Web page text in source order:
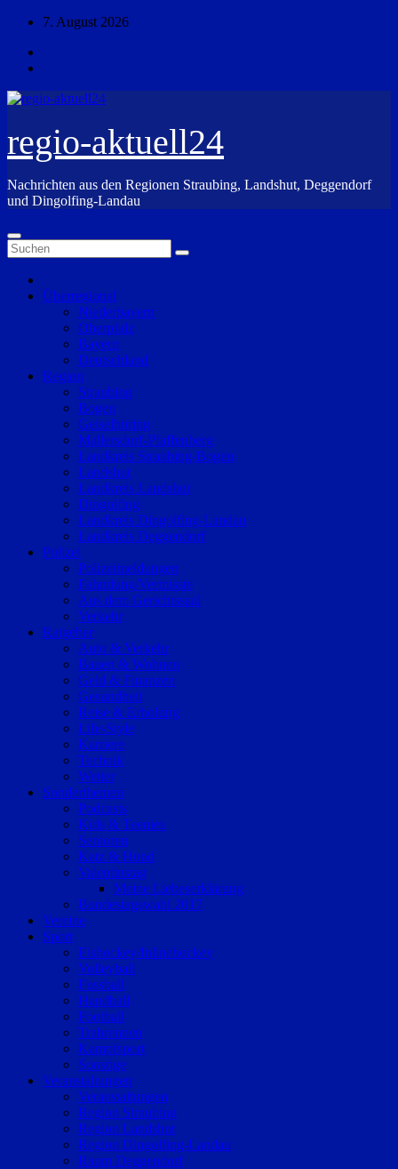
Zum
springen
7. August 2026
regio-aktuell24
Nachrichten aus den Regionen Straubing, Landshut, Deggendorf
und Dingolfing-Landau
Überregional
Niederbayern
Oberpfalz
Bayern
Deutschland
Region
Straubing
Bogen
Geiselhöring
Mallersdorf-Pfaffenberg
Landkreis Straubing-Bogen
Landshut
Landkreis Landshut
Dingolfing
Landkreis Dingolfing-Landau
Landkreis Deggendorf
Polizei
Polizeimeldungen
Fahndung/Vermisste
Aus dem Gerichtssaal
Verkehr
Ratgeber
Auto & Verkehr
Bauen & Wohnen
Geld & Finanzen
Gesundheit
Reise & Erholung
Life-Style
Karriere
Technik
Wetter
Sonderthemen
Podcasts
Kids & Teenies
Senioren
Katz & Hund
Valentinstag
Meine Liebeserklärung
Bundestagswahl 2017
Vereine
Sport
Eishockey/Inlinehockey
Volleyball
Fussball
Handball
Football
Trabrennen
Kampfsport
Sonstige
Veranstaltungen
Veranstaltungen
Region Straubing
Region Landshut
Region Dingolfing-Landau
Raum Deggendorf